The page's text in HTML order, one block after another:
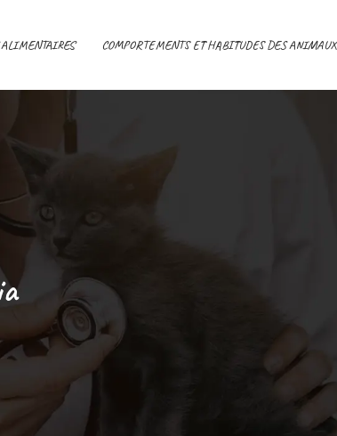
COMPORTEMENTS ET HABITUDES DES ANIMAUX